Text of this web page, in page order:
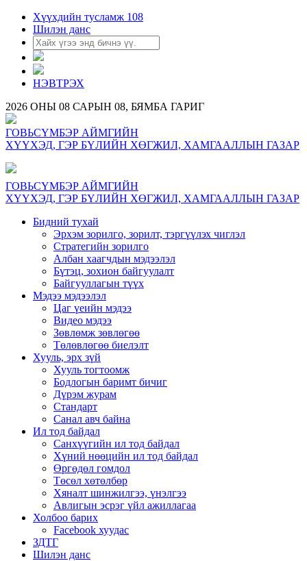
Хүүхдийн тусламж 108
Шилэн данс
НЭВТРЭХ
2026 ОНЫ 08 САРЫН 08, БЯМБА ГАРИГ
ГОВЬСҮМБЭР АЙМГИЙН
ХҮҮХЭД, ГЭР БҮЛИЙН ХӨГЖИЛ, ХАМГААЛЛЫН ГАЗАР
ГОВЬСҮМБЭР АЙМГИЙН
ХҮҮХЭД, ГЭР БҮЛИЙН ХӨГЖИЛ, ХАМГААЛЛЫН ГАЗАР
Бидний тухай
Эрхэм зорилго, зорилт, тэргүүлэх чиглэл
Стратегийн зорилго
Албан хаагчдын мэдээлэл
Бүтэц, зохион байгуулалт
Байгууллагын түүх
Мэдээ мэдээлэл
Цаг үеийн мэдээ
Видео мэдээ
Зөвлөмж зөвлөгөө
Төлөвлөгөө биелэлт
Хууль, эрх зүй
Хууль тогтоомж
Бодлогын баримт бичиг
Дүрэм журам
Стандарт
Санал авч байна
Ил тод байдал
Санхүүгийн ил тод байдал
Хүний нөөцийн ил тод байдал
Өргөдөл гомдол
Төсөл хөтөлбөр
Хяналт шинжилгээ, үнэлгээ
Авлигын эсрэг үйл ажиллагаа
Холбоо барих
Facebook хуудас
ЗДТГ
Шилэн данс